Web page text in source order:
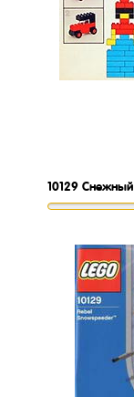
10129 Снежный